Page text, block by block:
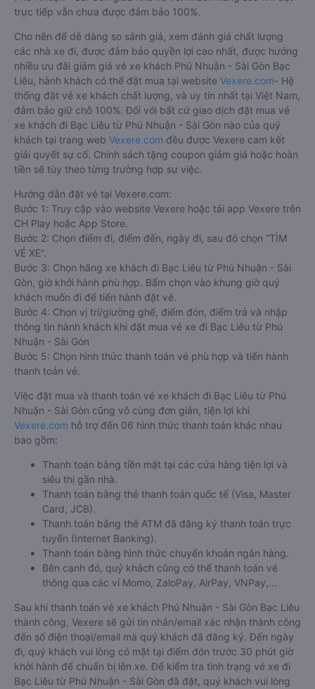
trực tiếp vẫn chưa được đảm bảo 100%.
Cho nên để dễ dàng so sánh giá, xem đánh giá chất lượng
các nhà xe đi, được đảm bảo quyền lợi cao nhất, được hưởng
nhiều ưu đãi giảm giá vé xe khách Phú Nhuận - Sài Gòn Bạc
Liêu, hành khách có thể đặt mua tại website Vexere.com- Hệ
thống đặt vé xe khách chất lượng, và uy tín nhất tại Việt Nam,
đảm bảo giữ chỗ 100%. Đối với bất cứ giao dịch đặt mua vé
xe khách đi Bạc Liêu từ Phú Nhuận - Sài Gòn nào của quý
khách tại trang web Vexere.com đều được Vexere cam kết
giải quyết sự cố. Chính sách tặng coupon giảm giá hoặc hoàn
tiền sẽ tùy theo từng trường hợp sự việc.
Hướng dẫn đặt vé tại Vexere.com:
Bước 1: Truy cập vào website Vexere hoặc tải app Vexere trên
CH Play hoặc App Store.
Bước 2: Chọn điểm đi, điểm đến, ngày đi, sau đó chọn “TÌM
VÉ XE”.
Bước 3: Chọn hãng xe khách đi Bạc Liêu từ Phú Nhuận - Sài
Gòn, giờ khởi hành phù hợp. Bấm chọn vào khung giờ quý
khách muốn đi để tiến hành đặt vé.
Bước 4: Chọn vị trí/giường ghế, điểm đón, điểm trả và nhập
thông tin hành khách khi đặt mua vé xe đi Bạc Liêu từ Phú
Nhuận - Sài Gòn
Bước 5: Chọn hình thức thanh toán vé phù hợp và tiến hành
thanh toán vé.
Việc đặt mua và thanh toán vé xe khách đi Bạc Liêu từ Phú
Nhuận - Sài Gòn cũng vô cùng đơn giản, tiện lợi khi
Vexere.com hỗ trợ đến 06 hình thức thanh toán khác nhau
bao gồm:
Thanh toán bằng tiền mặt tại các cửa hàng tiện lợi và
siêu thị gần nhà.
Thanh toán bằng thẻ thanh toán quốc tế (Visa, Master
Card, JCB).
Thanh toán bằng thẻ ATM đã đăng ký thanh toán trực
tuyến (Internet Banking).
Thanh toán bằng hình thức chuyển khoản ngân hàng.
Bên cạnh đó, quý khách cũng có thể thanh toán vé
thông qua các ví Momo, ZaloPay, AirPay, VNPay,…
Sau khi thanh toán vé xe khách Phú Nhuận - Sài Gòn Bạc Liêu
thành công, Vexere sẽ gửi tin nhắn/email xác nhận thành công
đến số điện thoại/email mà quý khách đã đăng ký. Đến ngày
đi, quý khách vui lòng có mặt tại điểm đón trước 30 phút giờ
khởi hành để chuẩn bị lên xe. Để kiểm tra tình trạng vé xe đi
Bạc Liêu từ Phú Nhuận - Sài Gòn đã đặt, quý khách vui lòng